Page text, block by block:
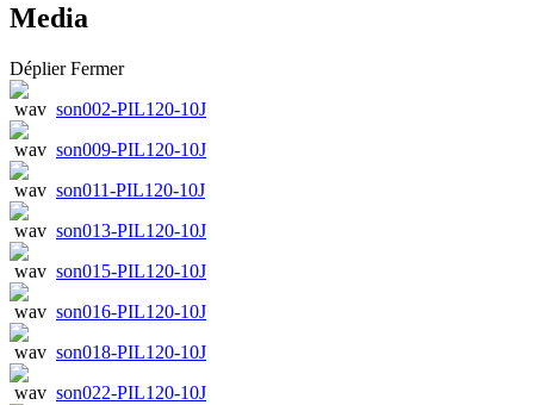
Media
Déplier Fermer
son002-PIL120-10J
son009-PIL120-10J
son011-PIL120-10J
son013-PIL120-10J
son015-PIL120-10J
son016-PIL120-10J
son018-PIL120-10J
son022-PIL120-10J